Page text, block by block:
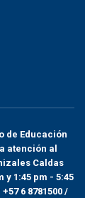
de Educación
atención al
Caldas
y 1:45 pm - 5:45
6 8781500 /